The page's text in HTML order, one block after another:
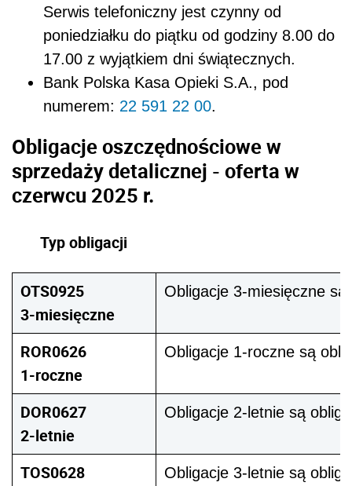
Serwis telefoniczny jest czynny od
poniedziałku do piątku od godziny 8.00 do
17.00 z wyjątkiem dni świątecznych.
Bank Polska Kasa Opieki S.A., pod
numerem: 22 591 22 00.
Obligacje oszczędnościowe w
sprzedaży detalicznej - oferta w
czerwcu 2025 r.
Typ obligacji
OTS0925
3-miesięczne
Obligacje 3-miesięczne
ROR0626
1-roczne
Obligacje 1-roczne są
DOR0627
2-letnie
Obligacje 2-letnie są
TOS0628
Obligacje 3-letnie są